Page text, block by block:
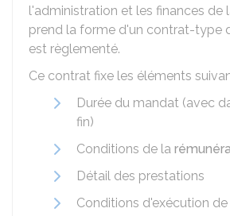
l'administration et les finances de
prend la forme d'un contrat-type
est règlementé.
Ce contrat fixe les éléments
Durée du mandat (avec
fin)
Conditions de la
Détail des prestations
Conditions d'exécution de